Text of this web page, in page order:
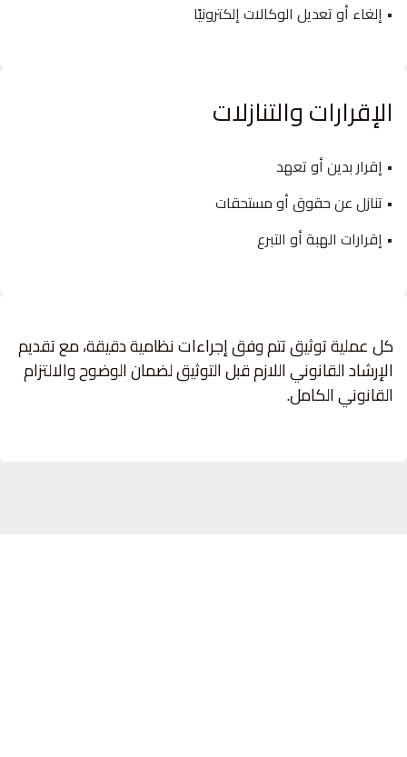
• إلغاء أو تعديل الوكالات إلكترونيًا
الإقرارات والتنازلات
• إقرار بدين أو تعهد
• تنازل عن حقوق أو مستحقات
• إقرارات الهبة أو التبرع
كل عملية توثيق تتم وفق إجراءات نظامية دقيقة، مع تقديم
الإرشاد القانوني اللازم قبل التوثيق لضمان الوضوح والالتزام
القانوني الكامل.